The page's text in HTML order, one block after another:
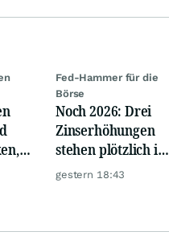
Fed-Hammer für die
Börse
Noch 2026: Drei
Zinserhöhungen
stehen plötzlich im
Raum
gestern 18:43